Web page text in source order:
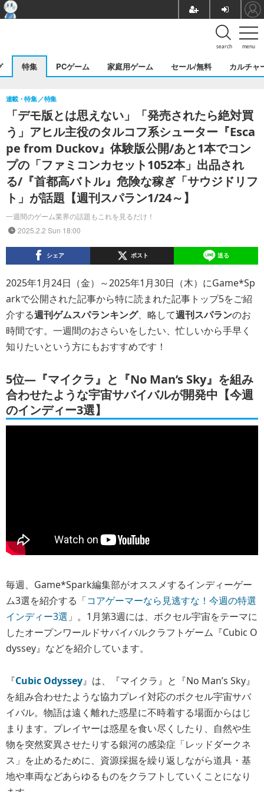
menu
search
特集 PCゲーム 家庭用ゲーム セール/無料 カルチャ
「デモ版とは思えない」「発売されたら絶対買
う」アヒル主役のタルコフ系シューター『Esca
pe from Duckov』体験版公開/あと1本でコン
プの「ファミコンカセット1052本」出品され
る/『首都高バトル』危険な稼ぎ「サウジドリフ
ト」が話題【週刊スパラン1/24～】
一週間のゲーム業界の話題もこれを見るだけ！
連載・特集 特集
2025.2.2 Sun 18:00
シェア ポスト 送る
2025年1月24日（金）～2025年1月30日（木）にGame*Sp
arkで公開された記事から特に読まれた記事トップ5をご紹
介する週刊ゲムスパランキング、略して週刊スパランのお
時間です。一週間のおさらいをしたい、忙しいから手早く
知りたいという方にもおすすめです！
5位―『マイクラ』と『No Man’s Sky』を組み
合わせたような宇宙サバイバルが開発中【今週
のインディー3選】
毎週、Game*Spark編集部がオススメするインディーゲー
ム3選を紹介する「コアゲーマーなら見逃すな！今週の特選
インディー3選 」。1月第3週には、ボクセル宇宙をテーマに
したオープンワールドサバイバルクラフトゲーム『Cubic O
dyssey』などを紹介しています。
『Cubic Odyssey』は、『マイクラ』と『No Man’s Sky』
を組み合わせたような協力プレイ対応のボクセル宇宙サバ
イバル。物語は遠く離れた惑星に不時着する場面からはじ
まります。プレイヤーは惑星を食い尽くしたり、自然や生
物を突然変異させたりする銀河の感染症「レッドダークネ
ス」を止めるために、資源採掘を繰り返しながら道具・基
地や車両などあらゆるものをクラフトしていくことになり